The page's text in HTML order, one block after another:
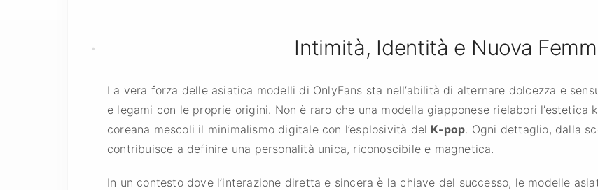
Intimità, Identità e Nuova
La vera forza delle asiatica modelli di OnlyFans sta nell’abilità di alternare dolcezza e
e legami con le proprie origini. Non è raro che una modella giapponese rielabori
coreana mescoli il minimalismo digitale con l’esplosività del K-pop. Ogni dettaglio, dalla
contribuisce a definire una personalità unica, riconoscibile e magnetica.
In un contesto dove l’interazione diretta e sincera è la chiave del successo, le modelle